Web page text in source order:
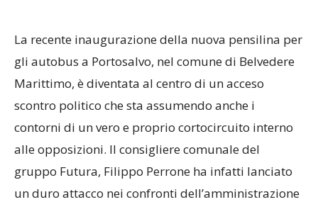
La recente inaugurazione della nuova pensilina per
gli autobus a Portosalvo, nel comune di Belvedere
Marittimo, è diventata al centro di un acceso
scontro politico che sta assumendo anche i
contorni di un vero e proprio cortocircuito interno
alle opposizioni. Il consigliere comunale del
gruppo Futura, Filippo Perrone ha infatti lanciato
un duro attacco nei confronti dell’amministrazione